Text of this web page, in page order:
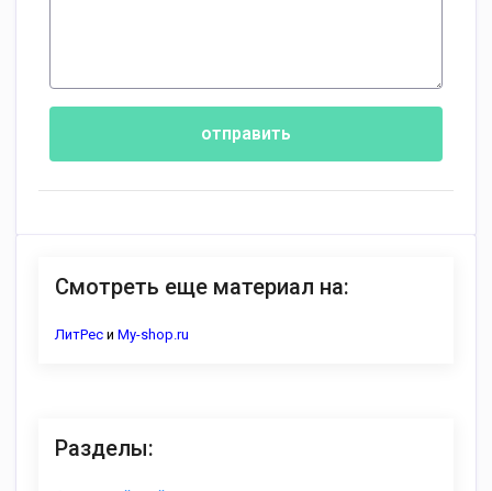
отправить
Смотреть еще материал на:
ЛитРес и My-shop.ru
Разделы: